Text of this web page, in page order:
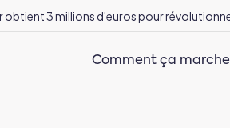
Comment ça marche